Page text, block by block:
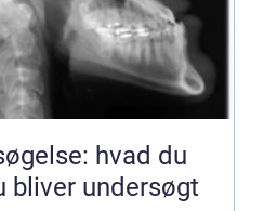
hvad du
bliver undersøgt